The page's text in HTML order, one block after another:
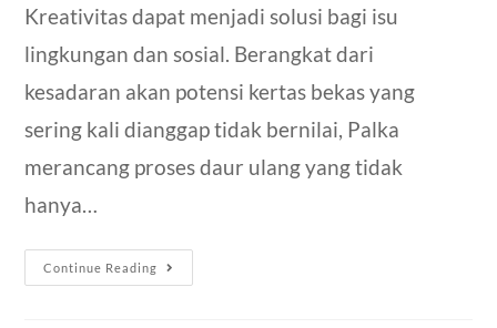
Kreativitas dapat menjadi solusi bagi isu
lingkungan dan sosial. Berangkat dari
kesadaran akan potensi kertas bekas yang
sering kali dianggap tidak bernilai, Palka
merancang proses daur ulang yang tidak
hanya…
Continue Reading